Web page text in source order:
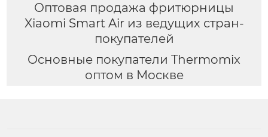
Оптовая продажа фритюрницы
Xiaomi Smart Air из ведущих стран-
покупателей
Основные покупатели Thermomix
оптом в Москве